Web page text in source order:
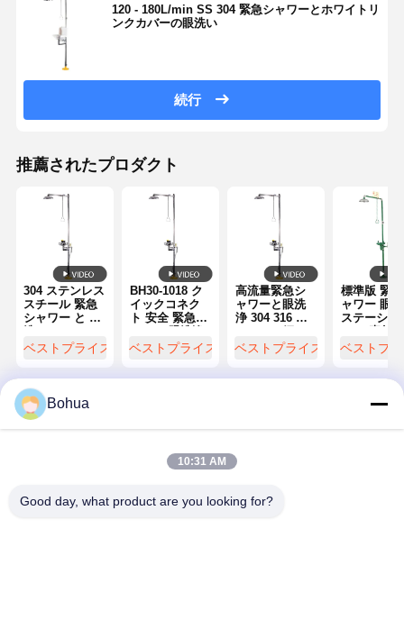
家 製品
品質管理 私達と連絡 ニュース ケース
ブログ
緊急 シャワー と 目 洗い
温水 眼洗剤
120 - 180L/min SS 304 緊急シャワーとホワイトリ
ンクカバーの眼洗い
続行
推薦されたプロダクト
304 ステンレス
スチール 緊急
シャワー と 眼
ョン 二重 噴霧
頭 と ステンレ
ウル
ベストプライス
BH30-1018 ク
イックコネク
ト 安全 緊急シ
耐腐食性
ベストプライス
高流量緊急シ
ャワーと眼洗
浄 304 316 ス
ダブルスプレ
ベストプライス
標準版 緊
ャワー 眼
ステーショ
ベストプ
プライバシーポリシー規約
品質 緊急 シャワー と 目 洗い
中国工場.Copyright © 2026 Shanghai
Bohua Safety Device Co., Ltd. All Rights Reserved.
Bohua
10:31 AM
Good day, what product are you looking for?